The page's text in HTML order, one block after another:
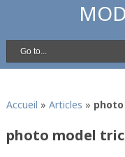
Accueil » Articles »
photo model